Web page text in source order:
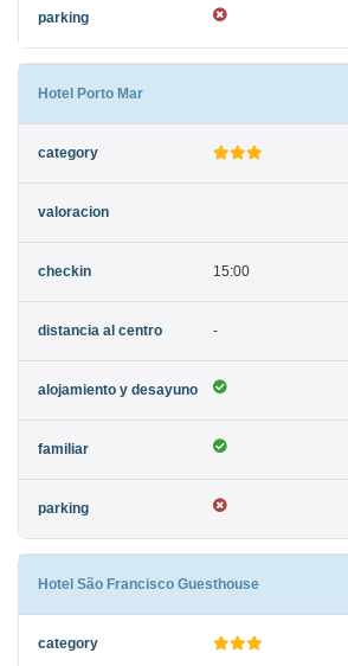
Hotel Porto Mar
15:00
-
Hotel São Francisco Guesthouse